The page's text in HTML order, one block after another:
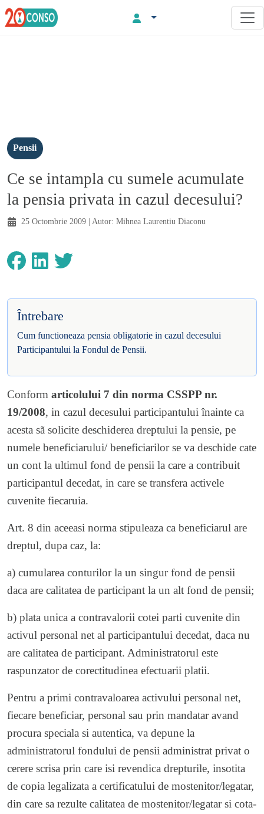
Pensii
Ce se intampla cu sumele acumulate
la pensia privata in cazul decesului?
25 Octombrie 2009 | Autor: Mihnea Laurentiu Diaconu
Întrebare
Cum functioneaza pensia obligatorie in cazul decesului
Participantului la Fondul de Pensii.
Conform articolului 7 din norma CSSPP nr.
19/2008, in cazul decesului participantului înainte ca
acesta sã solicite deschiderea dreptului la pensie, pe
numele beneficiarului/ beneficiarilor se va deschide cate
un cont la ultimul fond de pensii la care a contribuit
participantul decedat, in care se transfera activele
cuvenite fiecaruia.
Art. 8 din aceeasi norma stipuleaza ca beneficiarul are
dreptul, dupa caz, la:
a) cumularea conturilor la un singur fond de pensii
daca are calitatea de participant la un alt fond de pensii;
b) plata unica a contravalorii cotei parti cuvenite din
activul personal net al participantului decedat, daca nu
are calitatea de participant. Administratorul este
raspunzator de corectitudinea efectuarii platii.
Pentru a primi contravaloarea activului personal net,
fiecare beneficiar, personal sau prin mandatar avand
procura speciala si autentica, va depune la
administratorul fondului de pensii administrat privat o
cerere scrisa prin care isi revendica drepturile, insotita
de copia legalizata a certificatului de mostenitor/legatar,
din care sa rezulte calitatea de mostenitor/legatar si cota-